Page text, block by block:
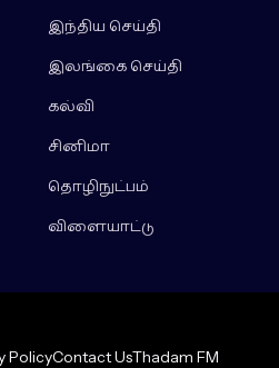
இந்திய செய்தி
இலங்கை செய்தி
கல்வி
சினிமா
தொழிநுட்பம்
விளையாட்டு
PolicyContact UsThadam FM